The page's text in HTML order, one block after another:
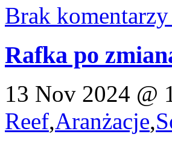
Brak komentarzy
Rafka po
13 Nov 2024 @
Reef,Aranżacje,